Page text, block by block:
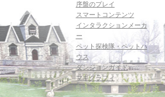
序盤のプレイ
スマートコンテンツ
インタラクションメーカ
ー
ペット探検隊・ペットハ
ウス
ダンジョンガイド
マギグラフィ